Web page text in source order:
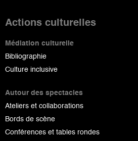
Actions culturelles
Médiation culturelle
Bibliographie
Culture inclusive
Autour des spectacles
Ateliers et collaborations
Bords de scène
Conférences et tables rondes